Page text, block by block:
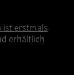
ist erstmals
erhältlich